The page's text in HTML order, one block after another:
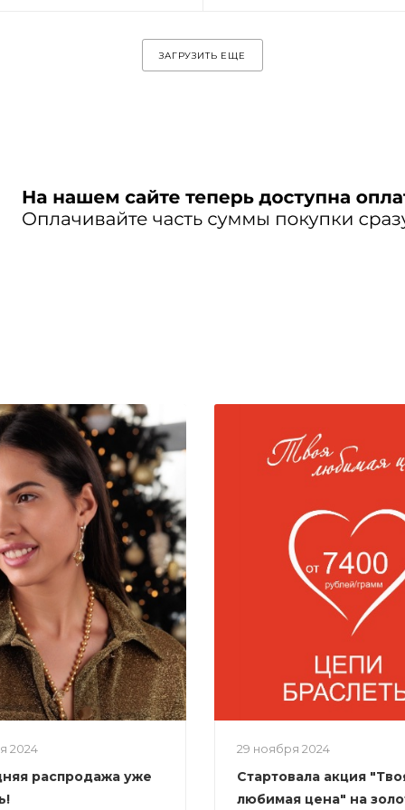
ЗАГРУЗИТЬ ЕЩЕ
2024
распродажа уже
29 ноября 2024
Стартовала акция
любимая цена" на